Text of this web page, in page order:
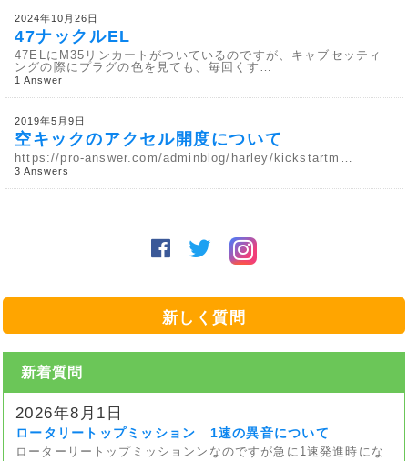
2024年10月26日
47ナックルEL
47ELにM35リンカートがついているのですが、キャブセッティ
ングの際にプラグの色を見ても、毎回くす…
1 Answer
2019年5月9日
空キックのアクセル開度について
https://pro-answer.com/adminblog/harley/kickstartm…
3 Answers
新しく質問
新着質問
2026年8月1日
ロータリートップミッション 1速の異音について
ローターリートップミッションンなのですが急に1速発進時にな